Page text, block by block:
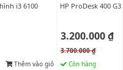
i3 6100
Thêm vào giỏ
HP ProDesk 400
3.200.000 ₫
3.700.000 ₫
Còn hàng